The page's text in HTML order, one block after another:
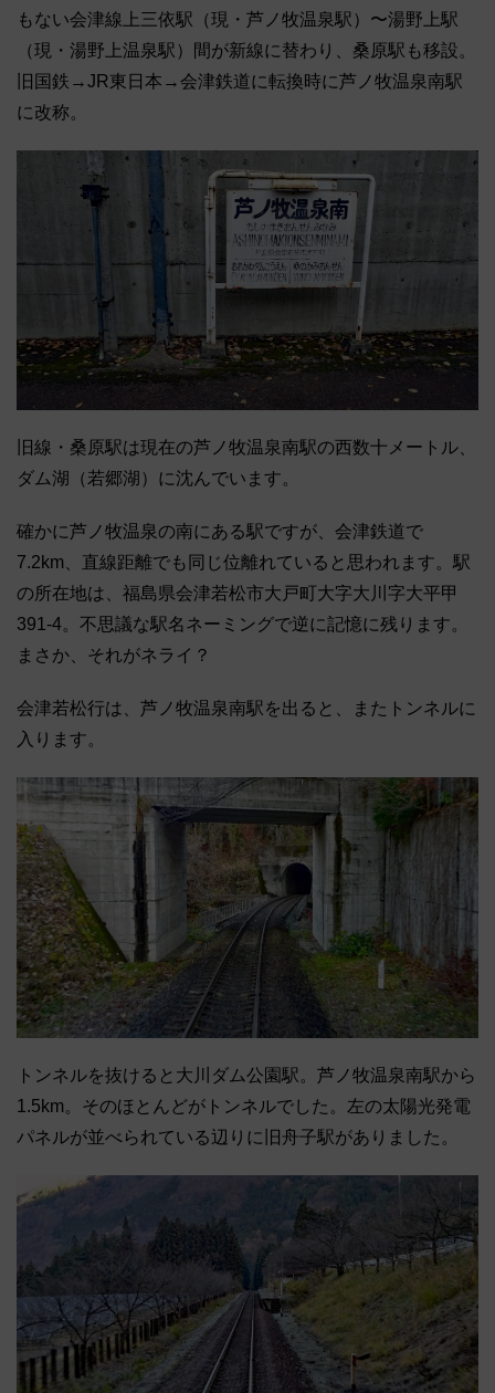
もない会津線上三依駅（現・芦ノ牧温泉駅）〜湯野上駅
（現・湯野上温泉駅）間が新線に替わり、桑原駅も移設。
旧国鉄→JR東日本→会津鉄道に転換時に芦ノ牧温泉南駅
に改称。
旧線・桑原駅は現在の芦ノ牧温泉南駅の西数十メートル、
ダム湖（若郷湖）に沈んでいます。
確かに芦ノ牧温泉の南にある駅ですが、会津鉄道で
7.2km、直線距離でも同じ位離れていると思われます。駅
の所在地は、福島県会津若松市大戸町大字大川字大平甲
391-4。不思議な駅名ネーミングで逆に記憶に残ります。
まさか、それがネライ？
会津若松行は、芦ノ牧温泉南駅を出ると、またトンネルに
入ります。
トンネルを抜けると大川ダム公園駅。芦ノ牧温泉南駅から
1.5km。そのほとんどがトンネルでした。左の太陽光発電
パネルが並べられている辺りに旧舟子駅がありました。